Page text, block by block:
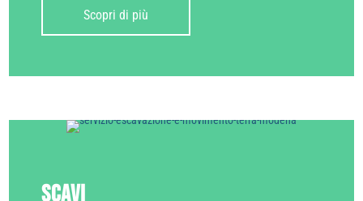
Scopri di più
Scavi